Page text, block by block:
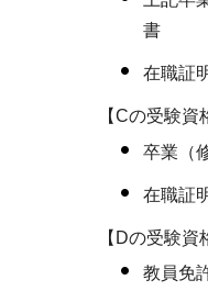
書
在職証
【Cの受験資
卒業（
在職証
【Dの受験資
教員免